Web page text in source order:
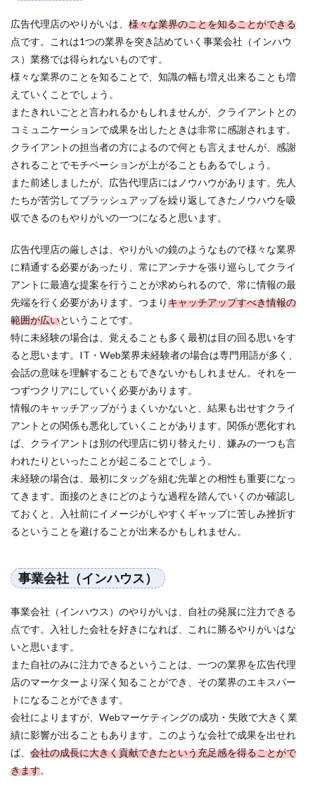
広告代理店のやりがいは、 様々な業界のことを知ることができる
点です。これは1つの業界を突き詰めていく事業会社（インハウ
ス）業務では得られないものです。
様々な業界のことを知ることで、知識の幅も増え出来ることも増
えていくことでしょう。
またきれいごとと言われるかもしれませんが、クライアントとの
コミュニケーションで成果を出したときは非常に感謝されます。
クライアントの担当者の方によるので何とも言えませんが、感謝
されることでモチベーションが上がることもあるでしょう。
また前述しましたが、広告代理店にはノウハウがあります。先人
たちが苦労してブラッシュアップを繰り返してきたノウハウを吸
収できるのもやりがいの一つになると思います。
広告代理店の厳しさは、やりがいの鏡のようなもので様々な業界
に精通する必要があったり、常にアンテナを張り巡らしてクライ
アントに最適な提案を行うことが求められるので、常に情報の最
先端を行く必要があります。つまりキャッチアップすべき情報の
範囲が広いということです。
特に未経験の場合は、覚えることも多く最初は目の回る思いをす
ると思います。IT・Web業界未経験者の場合は専門用語が多く、
会話の意味を理解することもできないかもしれません。それを一
つずつクリアにしていく必要があります。
情報のキャッチアップがうまくいかないと、結果も出せすクライ
アントとの関係も悪化していくことがあります。関係が悪化すれ
ば、クライアントは別の代理店に切り替えたり、嫌みの一つも言
われたりといったことが起こることでしょう。
未経験の場合は、最初にタッグを組む先輩との相性も重要になっ
てきます。面接のときにどのような過程を踏んでいくのか確認し
ておくと、入社前にイメージがしやすくギャップに苦しみ挫折す
るということを避けることが出来るかもしれません。
事業会社（インハウス）
事業会社（インハウス）のやりがいは、自社の発展に注力できる
点です。入社した会社を好きになれば、これに勝るやりがいはな
いと思います。
また自社のみに注力できるということは、一つの業界を広告代理
店のマーケターより深く知ることができ、その業界のエキスパー
トになることができます。
会社によりますが、Webマーケティングの成功・失敗で大きく業
績に影響が出ることもあります。このような会社で成果を出せれ
ば、 会社の成長に大きく貢献できたという充足感を得ることがで
きます。